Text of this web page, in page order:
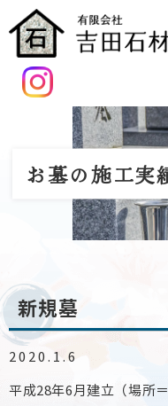
お墓の施工実
新規墓
2020.1.6
平成28年6月建立（場所